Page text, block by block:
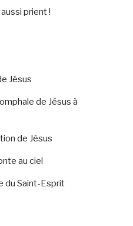
prient !
Jésus
de Jésus à
de Jésus
au ciel
du Saint-Esprit